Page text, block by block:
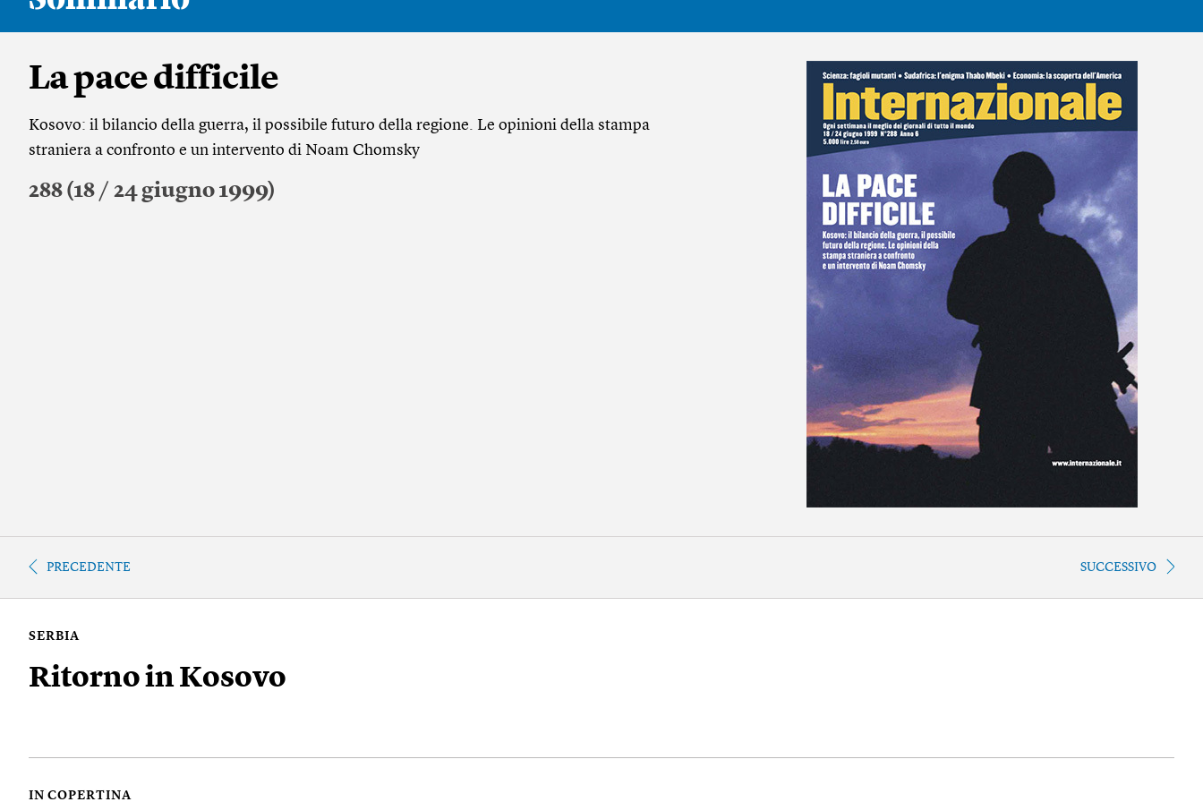
La pace difficile
Kosovo: il bilancio della guerra, il possibile futuro della regione. Le opinioni della stampa
straniera a confronto e un intervento di Noam Chomsky
288 (18 / 24 giugno 1999)
PRECEDENTE SUCCESSIVO
SERBIA
Ritorno in Kosovo
IN COPERTINA